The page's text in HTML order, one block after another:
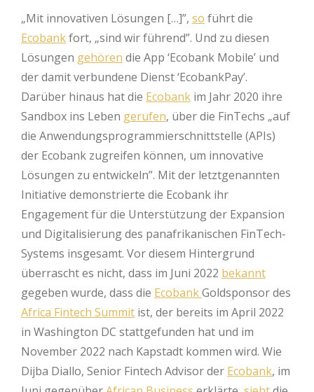
„Mit innovativen Lösungen […]”, so führt die
Ecobankfort, „sind wir führend”. Und zu diesen
Lösungen gehören die App ‘Ecobank Mobile’ und
der damit verbundene Dienst ‘EcobankPay’.
Darüber hinaus hat die Ecobank im Jahr 2020 ihre
Sandbox ins Leben gerufen, über die FinTechs „auf
die Anwendungsprogrammierschnittstelle (APIs)
der Ecobank zugreifen können, um innovative
Lösungen zu entwickeln”. Mit der letztgenannten
Initiative demonstrierte die Ecobank ihr
Engagement für die Unterstützung der Expansion
und Digitalisierung des panafrikanischen FinTech-
Systems insgesamt. Vor diesem Hintergrund
überrascht es nicht, dass im Juni 2022 bekannt
gegeben wurde, dass die EcobankGoldsponsor des
Africa Fintech Summit ist, der bereits im April 2022
in Washington DC stattgefunden hat und im
November 2022 nach Kapstadt kommen wird. Wie
Dijba Diallo, Senior Fintech Advisor der Ecobank, im